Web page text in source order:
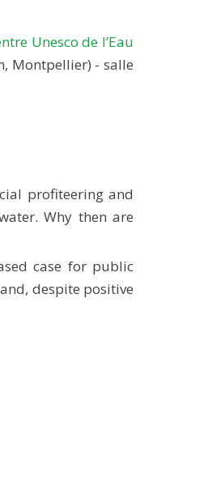
Unesco de l’Eau
Montpellier) - salle
profiteering and
Why then are
case for public
despite positive